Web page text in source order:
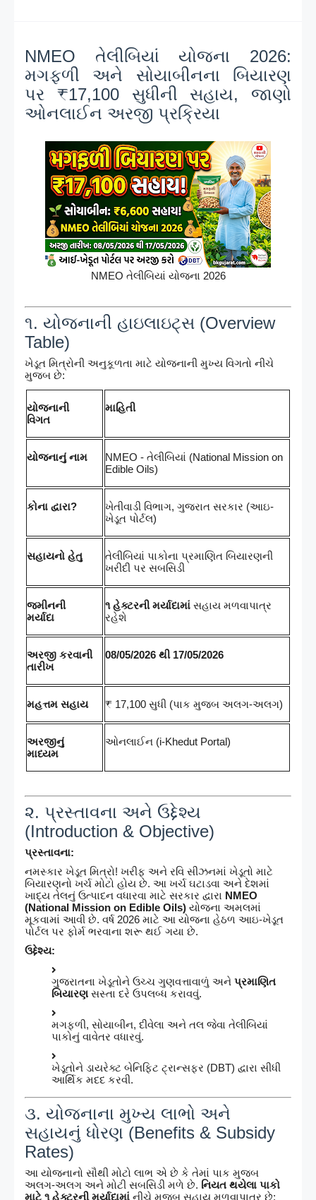
NMEO તેલીબિયાં યોજના 2026:
મગફળી અને સોયાબીનના બિયારણ
પર ₹17,100 સુધીની સહાય, જાણો
ઓનલાઈન અરજી પ્રક્રિયા
NMEO તેલીબિયાં યોજના 2026
૧. યોજનાની હાઇલાઇટ્સ (Overview
Table)
ખેડૂત મિત્રોની અનુકૂળતા માટે યોજનાની મુખ્ય વિગતો નીચે
મુજબ છે:
યોજનાની
વિગત
માહિતી
યોજનાનું નામ
NMEO - તેલીબિયાં (National Mission on
Edible Oils)
કોના દ્વારા?
ખેતીવાડી વિભાગ, ગુજરાત સરકાર (આઇ-
ખેડૂત પોર્ટલ)
સહાયનો હેતુ
તેલીબિયાં પાકોના પ્રમાણિત બિયારણની
ખરીદી પર સબસિડી
જમીનની
મર્યાદા
૧ હેક્ટરની મર્યાદામાં સહાય મળવાપાત્ર
રહેશે
અરજી કરવાની
તારીખ
08/05/2026 થી 17/05/2026
મહત્તમ સહાય ₹ 17,100 સુધી (પાક મુજબ અલગ-અલગ)
અરજીનું
માધ્યમ
ઓનલાઈન (i-Khedut Portal)
૨. પ્રસ્તાવના અને ઉદ્દેશ્ય
(Introduction & Objective)
પ્રસ્તાવના:
નમસ્કાર ખેડૂત મિત્રો! ખરીફ અને રવિ સીઝનમાં ખેડૂતો માટે
બિયારણનો ખર્ચ મોટો હોય છે. આ ખર્ચ ઘટાડવા અને દેશમાં
ખાદ્ય તેલનું ઉત્પાદન વધારવા માટે સરકાર દ્વારા NMEO
(National Mission on Edible Oils) યોજના અમલમાં
મૂકવામાં આવી છે. વર્ષ 2026 માટે આ યોજના હેઠળ આઇ-ખેડૂત
પોર્ટલ પર ફોર્મ ભરવાના શરૂ થઈ ગયા છે.
ઉદ્દેશ્ય:
ગુજરાતના ખેડૂતોને ઉચ્ચ ગુણવત્તાવાળું અને પ્રમાણિત
બિયારણ સસ્તા દરે ઉપલબ્ધ કરાવવું.
મગફળી, સોયાબીન, દીવેલા અને તલ જેવા તેલીબિયાં
પાકોનું વાવેતર વધારવું.
ખેડૂતોને ડાયરેક્ટ બેનિફિટ ટ્રાન્સફર (DBT) દ્વારા સીધી
આર્થિક મદદ કરવી.
૩. યોજનાના મુખ્ય લાભો અને
સહાયનું ધોરણ (Benefits & Subsidy
Rates)
આ યોજનાનો સૌથી મોટો લાભ એ છે કે તેમાં પાક મુજબ
અલગ-અલગ અને મોટી સબસિડી મળે છે. નિયત થયેલા પાકો
માટે ૧ હેક્ટરની મર્યાદામાં નીચે મુજબ સહાય મળવાપાત્ર છે: